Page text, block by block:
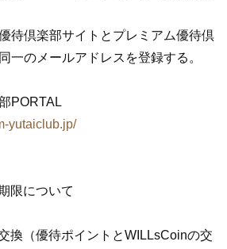
待倶楽部サイトとプレミアム優待倶
一のメールアドレスを登録する。
PORTAL
yutaiclub.jp/
限について
換（優待ポイントとWILLsCoinの交